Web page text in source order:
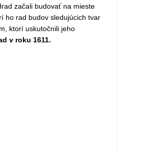
začali budovať na mieste
ho rad budov sledujúcich tvar
ktorí uskutočnili jeho
v roku 1611.